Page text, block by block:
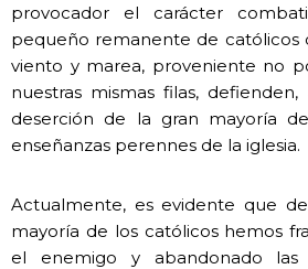
provocador el carácter
pequeño remanente de católicos
viento y marea, proveniente no
nuestras mismas filas,
deserción de la gran mayoría
enseñanzas perennes de la iglesia.
Actualmente, es evidente que
mayoría de los católicos hemos
el enemigo y abandonado las